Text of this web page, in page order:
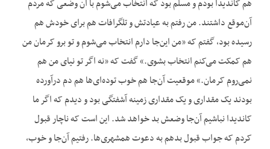
هم کاندیدا بودم و مسلم بود که انتخاب می‌شوم با آن وضعی که مردم
آن‌موقع داشتند. من رفتم به عیادتش و تلگرافات هم برای خودش هم
رسیده بود، گفتم که «من این‌جا دارم انتخاب می‌شوم و تو برو کرمان من
هم کمکت می‌کنم انتخاب بشوی.» گفت که «نه اگر تو نیای من هم
نمی‌روم کرمان.» موقعیت آن‌جا هم خوب توده‌ای‌ها هم دم درآورده
بودند یک مقداری و یک مقداری زمینه آشفتگی بود و دیدم که اگر ما
کاندیدا نباشیم آن‌جا وضعش بد خواهد شد. این است که ناچار قبول
کردم که جواب قبول بدهم به دعوت همشهری‌ها. رفتیم آن‌جا و خوب،